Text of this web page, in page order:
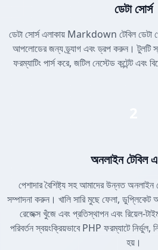
ডেটা সোর্স
ডেটা সোর্স এলাকায় Markdown টেবিল ডেটা
আপলোডের জন্য ড্র্যাগ এবং ড্রপ করুন। টুলটি
ফরম্যাটিং পার্স করে, জটিল নেস্টেড কন্টেন্ট এবং
অনলাইন টেবিল
পেশাদার বৈশিষ্ট্য সহ আমাদের উন্নত অনলাইন
সম্পাদনা করুন। খালি সারি মুছে ফেলা, ডুপ্লিকেট
রেজেক্স খুঁজে এবং প্রতিস্থাপন এবং রিয়েল-
পরিবর্তন স্বয়ংক্রিয়ভাবে PHP ফরম্যাটে
হয়।